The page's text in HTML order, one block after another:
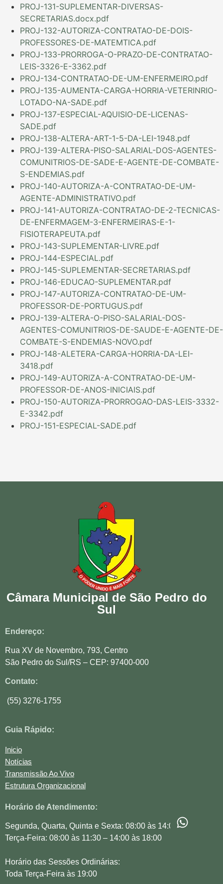
PROJ-131-SUPLEMENTAR-DIVERSAS-
SECRETARIAS.docx.pdf
PROJ-132-AUTORIZA-CONTRATAO-DE-DOIS-
PROFESSORES-DE-MATEMTICA.pdf
PROJ-133-PRORROGA-O-PRAZO-DE-CONTRATAO-
LEIS-3326-E-3362.pdf
PROJ-134-CONTRATAO-DE-UM-ENFERMEIRO.pdf
PROJ-135-AUMENTA-CARGA-HORRIA-VETERINRIO-
LOTADO-NA-SADE.pdf
PROJ-137-ESPECIAL-AQUISIO-DE-LICENAS-
SADE.pdf
PROJ-138-ALTERA-ART-1-5-DA-LEI-1948.pdf
PROJ-139-ALTERA-PISO-SALARIAL-DOS-AGENTES-
COMUNITRIOS-DE-SADE-E-AGENTE-DE-COMBATE-
S-ENDEMIAS.pdf
PROJ-140-AUTORIZA-A-CONTRATAO-DE-UM-
AGENTE-ADMINISTRATIVO.pdf
PROJ-141-AUTORIZA-CONTRATAO-DE-2-TECNICAS-
DE-ENFERMAGEM-3-ENFERMEIRAS-E-1-
FISIOTERAPEUTA.pdf
PROJ-143-SUPLEMENTAR-LIVRE.pdf
PROJ-144-ESPECIAL.pdf
PROJ-145-SUPLEMENTAR-SECRETARIAS.pdf
PROJ-146-EDUCAO-SUPLEMENTAR.pdf
PROJ-147-AUTORIZA-CONTRATAO-DE-UM-
PROFESSOR-DE-PORTUGUS.pdf
PROJ-139-ALTERA-O-PISO-SALARIAL-DOS-
AGENTES-COMUNITRIOS-DE-SAUDE-E-AGENTE-DE-
COMBATE-S-ENDEMIAS-NOVO.pdf
PROJ-148-ALETERA-CARGA-HORRIA-DA-LEI-
3418.pdf
PROJ-149-AUTORIZA-A-CONTRATAO-DE-UM-
PROFESSOR-DE-ANOS-INICIAIS.pdf
PROJ-150-AUTORIZA-PRORROGAO-DAS-LEIS-3332-
E-3342.pdf
PROJ-151-ESPECIAL-SADE.pdf
Câmara Municipal de São Pedro do
Sul
Endereço:
Rua XV de Novembro, 793, Centro
São Pedro do Sul/RS – CEP: 97400-000
Contato:
(55) 3276-1755
Guia Rápido:
Inicio
Notícias
Transmissão Ao Vivo
Estrutura Organizacional
Horário de Atendimento:
Segunda, Quarta, Quinta e Sexta: 08:00 às 14:00
Terça-Feira: 08:00 às 11:30 – 14:00 às 18:00
Horário das Sessões Ordinárias:
Toda Terça-Feira às 19:00